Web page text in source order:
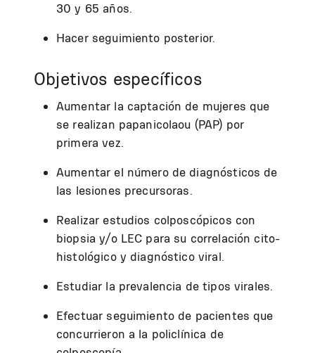
30 y 65 años.
Hacer seguimiento posterior.
Objetivos específicos
Aumentar la captación de mujeres que
se realizan papanicolaou (PAP) por
primera vez.
Aumentar el número de diagnósticos de
las lesiones precursoras.
Realizar estudios colposcópicos con
biopsia y/o LEC para su correlación cito-
histológico y diagnóstico viral.
Estudiar la prevalencia de tipos virales.
Efectuar seguimiento de pacientes que
concurrieron a la policlínica de